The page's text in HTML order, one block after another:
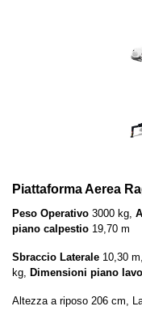
Piattaforma Aerea
Peso Operativo 3000 kg,
piano calpestio 19,70 m
Sbraccio Laterale 10,30 m,
kg,
Dimensioni piano
Altezza a riposo 206 cm,